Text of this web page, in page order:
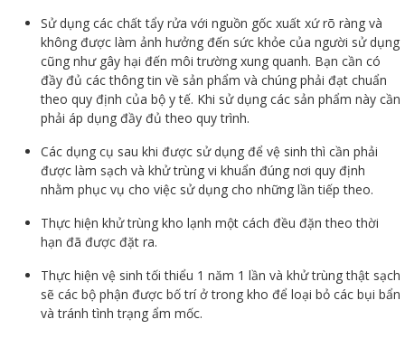
Sử dụng các chất tẩy rửa với nguồn gốc xuất xứ rõ ràng và
không được làm ảnh hưởng đến sức khỏe của người sử dụng
cũng như gây hại đến môi trường xung quanh. Bạn cần có
đầy đủ các thông tin về sản phẩm và chúng phải đạt chuẩn
theo quy định của bộ y tế. Khi sử dụng các sản phẩm này cần
phải áp dụng đầy đủ theo quy trình.
Các dụng cụ sau khi được sử dụng để vệ sinh thì cần phải
được làm sạch và khử trùng vi khuẩn đúng nơi quy định
nhằm phục vụ cho việc sử dụng cho những lần tiếp theo.
Thực hiện khử trùng kho lạnh một cách đều đặn theo thời
hạn đã được đặt ra.
Thực hiện vệ sinh tối thiểu 1 năm 1 lần và khử trùng thật sạch
sẽ các bộ phận được bố trí ở trong kho để loại bỏ các bụi bẩn
và tránh tình trạng ẩm mốc.